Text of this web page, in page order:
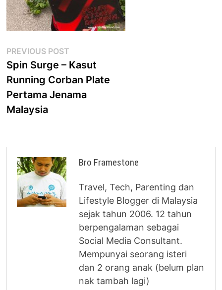
Post
navigation
PREVIOUS POST
post:
Spin Surge – Kasut
Running Corban Plate
Pertama Jenama
Malaysia
Bro Framestone
Travel, Tech, Parenting dan
Lifestyle Blogger di Malaysia
sejak tahun 2006. 12 tahun
berpengalaman sebagai
Social Media Consultant.
Mempunyai seorang isteri
dan 2 orang anak (belum plan
nak tambah lagi)